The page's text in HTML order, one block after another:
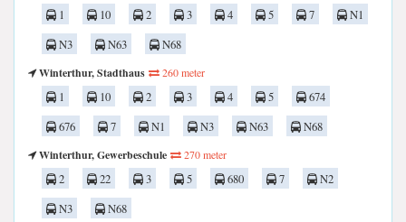
1 10 2 3 4 5 7
N1
N3
N63
N68
Winterthur, Stadthaus
260 meter
1 10 2 3 4 5
674
676
7 N1 N3 N63
N68
Winterthur, Gewerbeschule
270 meter
2 22 3 5 680 7
N2
N3
N68